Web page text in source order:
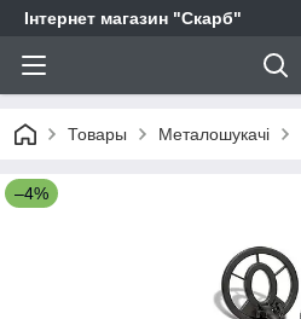
Інтернет магазин "Скарб"
Товары Металошукачі
–4%